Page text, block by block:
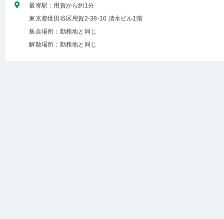
最寄駅：用賀から約1分
東京都世田谷区用賀2-38-10 清水ビル1階
集合場所：勤務地と同じ
解散場所：勤務地と同じ